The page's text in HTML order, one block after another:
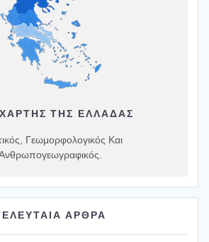
ΤΗΣ ΕΛΛΆΔΑΣ
Γεωμορφολογικός Και
ΑΡΘΡΑ